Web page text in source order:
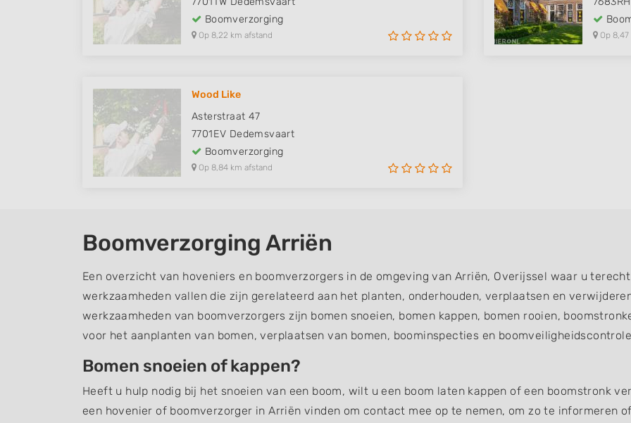
Boomverzorging
Op 8,22 km afstand Op
Wood Like
Asterstraat 47
7701EV Dedemsvaart
Boomverzorging
Op 8,84 km afstand
Boomverzorging Arriën
Een overzicht van hoveniers en boomverzorgers in de omgeving van Arriën, Overijssel waar u
werkzaamheden vallen die zijn gerelateerd aan het planten, onderhouden, verplaatsen en
werkzaamheden van boomverzorgers zijn bomen snoeien, bomen kappen, bomen rooien,
voor het aanplanten van bomen, verplaatsen van bomen, boominspecties en
Bomen snoeien of kappen?
Heeft u hulp nodig bij het snoeien van een boom, wilt u een boom laten kappen of een boomstronk
een hovenier of boomverzorger in Arriën vinden om contact mee op te nemen, om zo te informeren